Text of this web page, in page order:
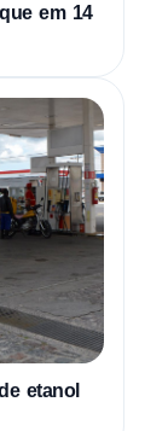
em 14
etanol